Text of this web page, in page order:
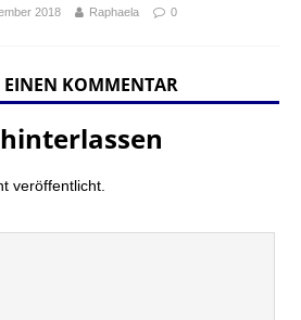
2018 Raphaela 0
EINEN KOMMENTAR
veröffentlicht.